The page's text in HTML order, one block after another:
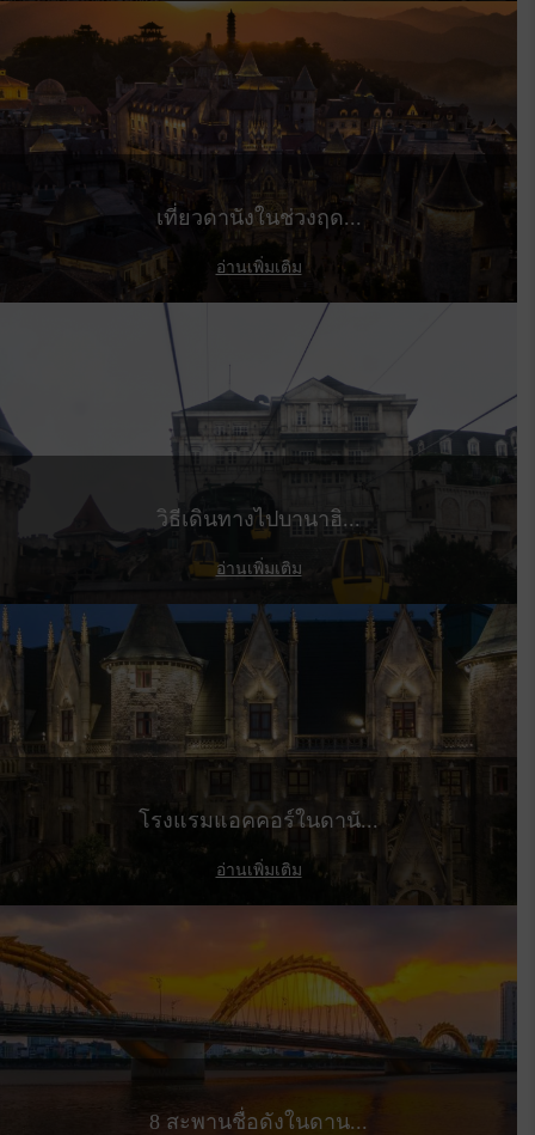
เที่ยวดานังในช่วงฤด...
อ่านเพิ่มเติม
วิธีเดินทางไปบานาฮิ...
อ่านเพิ่มเติม
โรงแรมแอคคอร์ในดานั...
อ่านเพิ่มเติม
8 สะพานชื่อดังในดาน...